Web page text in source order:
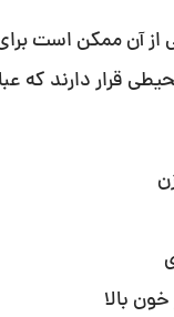
ممکن است برای
قرار دارند که
بالا